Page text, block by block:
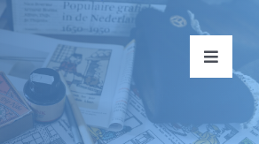
Toggle